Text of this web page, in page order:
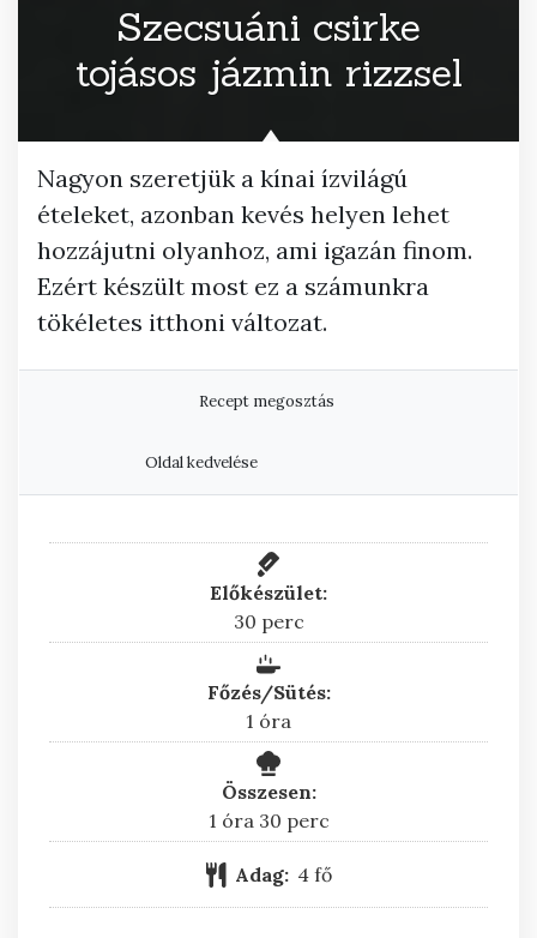
Szecsuáni csirke
tojásos jázmin rizzsel
Nagyon szeretjük a kínai ízvilágú
ételeket, azonban kevés helyen lehet
hozzájutni olyanhoz, ami igazán finom.
Ezért készült most ez a számunkra
tökéletes itthoni változat.
Recept megosztás
Oldal kedvelése
Előkészület:
30perc
perc
Főzés/Sütés:
1 óra
óra
Összesen:
1 óra
óra 30perc
perc
Adag: 4 fő